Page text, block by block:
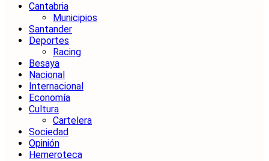
Cantabria
Municipios
Santander
Deportes
Racing
Besaya
Nacional
Internacional
Economía
Cultura
Cartelera
Sociedad
Opinión
Hemeroteca